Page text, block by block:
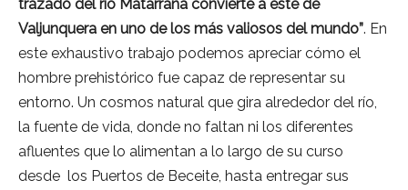
trazado del río Matarraña convierte a este de
Valjunquera en uno de los más valiosos del mundo”. En
este exhaustivo trabajo podemos apreciar cómo el
hombre prehistórico fue capaz de representar su
entorno. Un cosmos natural que gira alrededor del río,
la fuente de vida, donde no faltan ni los diferentes
afluentes que lo alimentan a lo largo de su curso
desde los Puertos de Beceite, hasta entregar sus